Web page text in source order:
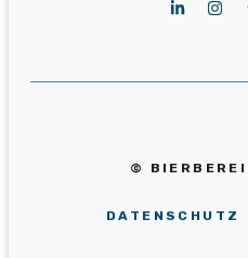
©
DATENSCHUTZ